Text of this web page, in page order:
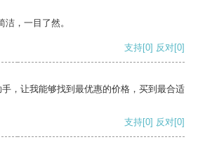
，一目了然。
支持[0] 反对[0]
，让我能够找到最优惠的价格，买到最合适
支持[0] 反对[0]